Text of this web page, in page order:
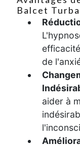
Balcet
de
aider à